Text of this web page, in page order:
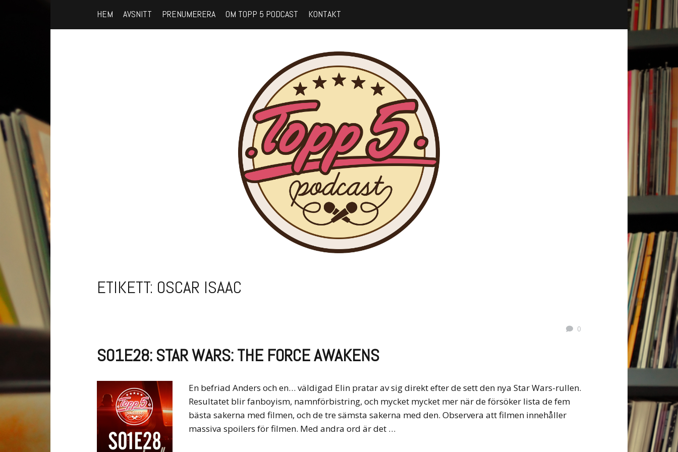
HEM AVSNITT PRENUMERERA OM TOPP 5 PODCAST KONTAKT
ETIKETT: OSCAR ISAAC
0
S01E28: STAR WARS: THE FORCE AWAKENS
En befriad Anders och en… väldigad Elin pratar av sig direkt efter de sett den nya Star Wars-rullen.
Resultatet blir fanboyism, namnförbistring, och mycket mycket mer när de försöker lista de fem
bästa sakerna med filmen, och de tre sämsta sakerna med den. Observera att filmen innehåller
massiva spoilers för filmen. Med andra ord är det …